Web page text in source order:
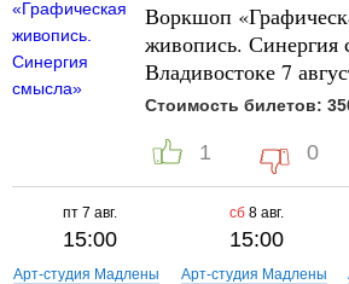
Воркшоп
живопись. Синергия
Владивостоке 7
Стоимость билетов:
1 0
пт 7 авг.
15:00
Арт-студия Мадлены
сб8 авг.
15:00
Арт-студия Мадлены